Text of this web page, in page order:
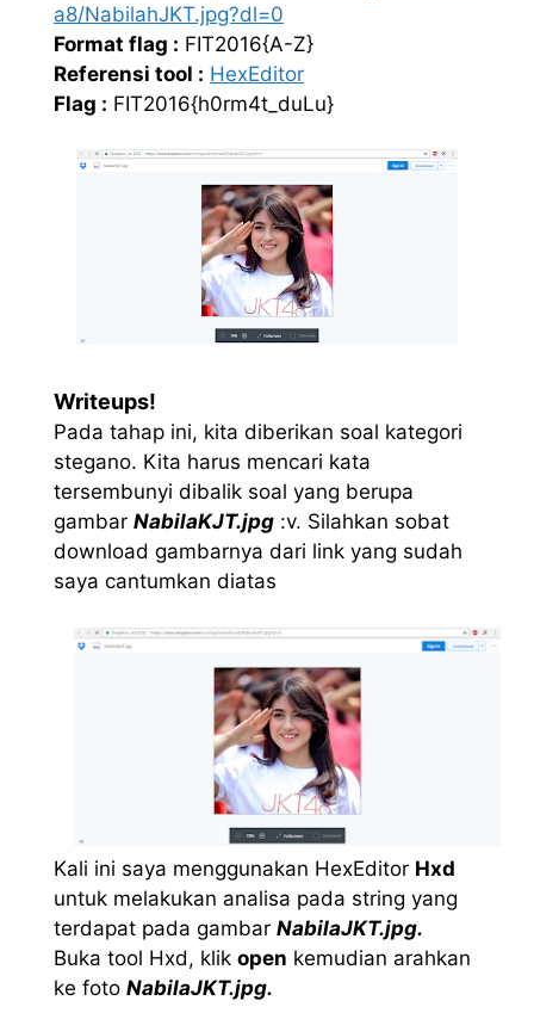
a8/NabilahJKT.jpg?dl=0
Format flag : FIT2016{A-Z}
Referensi tool : HexEditor
Flag : FIT2016{h0rm4t_duLu}
Writeups!
Pada tahap ini, kita diberikan soal kategori
stegano. Kita harus mencari kata
tersembunyi dibalik soal yang berupa
gambar NabilaKJT.jpg :v. Silahkan sobat
download gambarnya dari link yang sudah
saya cantumkan diatas
Kali ini saya menggunakan HexEditor Hxd
untuk melakukan analisa pada string yang
terdapat pada gambar NabilaJKT.jpg.
Buka tool Hxd, klik open kemudian arahkan
ke foto NabilaJKT.jpg.